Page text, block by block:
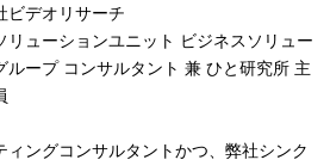
ビデオリサーチ
リューションユニット ビジネスソリュー
ループ コンサルタント 兼 ひと研究所 主
ィングコンサルタントかつ、弊社シンク